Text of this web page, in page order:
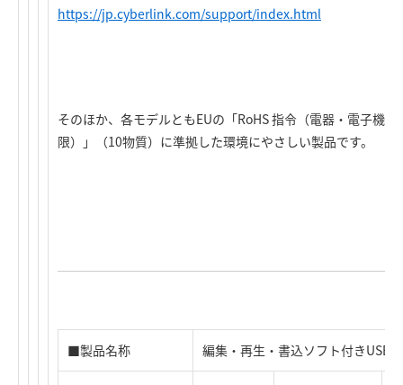
https://jp.cyberlink.com/support/index.html
そのほか、各モデルともEUの「RoHS 指令（電器・電子機
限）」（10物質）に準拠した環境にやさしい製品です。
■製品名称 編集・再生・書込ソフト付き